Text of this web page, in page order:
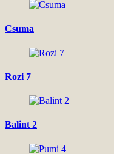
Csuma
Rozi 7
Balint 2